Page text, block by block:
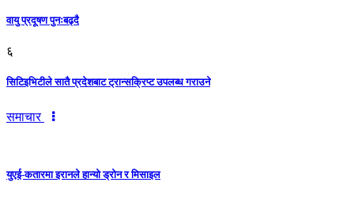
वायु प्रदूषण पुनःबढ्दै
६
सिटिइभिटीले सातै प्रदेशबाट ट्रान्सक्रिप्ट उपलब्ध गराउने
समाचार
युएई-कतारमा इरानले हान्यो ड्रोन र मिसाइल